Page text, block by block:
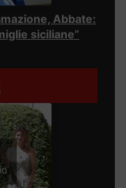
Abbate:
siciliane”